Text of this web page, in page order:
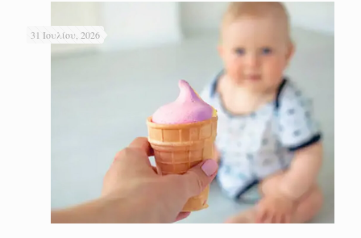
31 Ιουλίου, 2026